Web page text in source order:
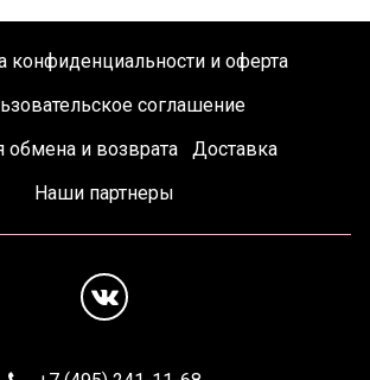
конфиденциальности и оферта
соглашение
обмена и возврата
Доставка
Наши партнеры